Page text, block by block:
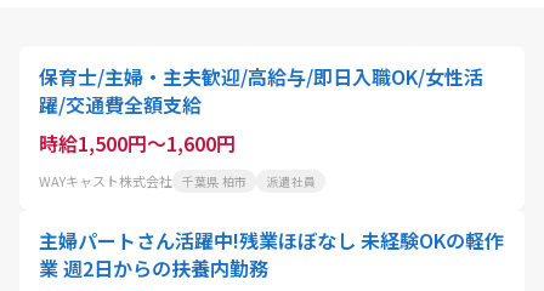
保育士/主婦・主夫歓迎/高給与/即日入職OK/女性活
躍/交通費全額支給
時給1,500円～1,600円
WAYキャスト株式会社 千葉県 柏市 派遣社員
主婦パートさん活躍中!残業ほぼなし 未経験OKの軽作
業 週2日からの扶養内勤務